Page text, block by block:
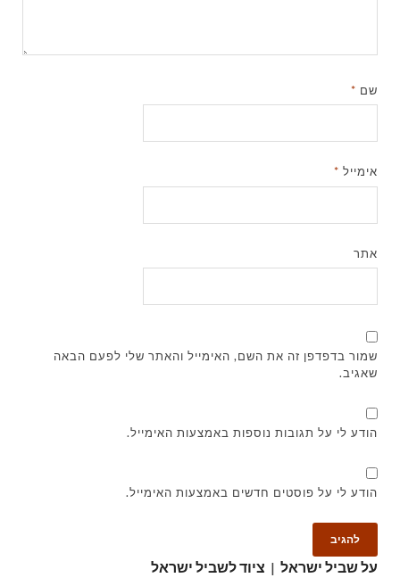
שם *
אימייל *
אתר
שמור בדפדפן זה את השם, האימייל והאתר שלי לפעם הבאה
שאגיב.
הודע לי על תגובות נוספות באמצעות האימייל.
הודע לי על פוסטים חדשים באמצעות האימייל.
על שביל ישראל | ציוד לשביל ישראל